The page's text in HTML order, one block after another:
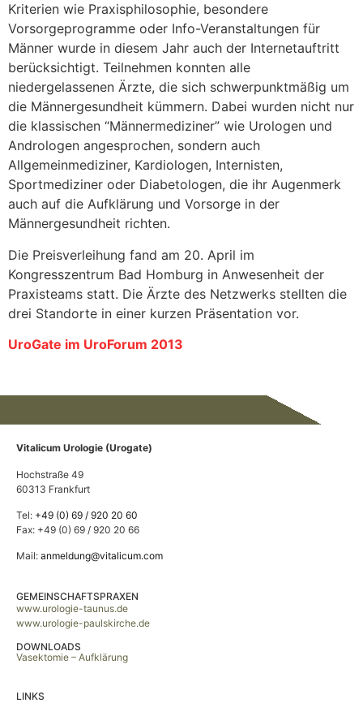
Kriterien wie Praxisphilosophie, besondere
Vorsorgeprogramme oder Info-Veranstaltungen für
Männer wurde in diesem Jahr auch der Internetauftritt
berücksichtigt. Teilnehmen konnten alle
niedergelassenen Ärzte, die sich schwerpunktmäßig um
die Männergesundheit kümmern. Dabei wurden nicht nur
die klassischen “Männermediziner” wie Urologen und
Andrologen angesprochen, sondern auch
Allgemeinmediziner, Kardiologen, Internisten,
Sportmediziner oder Diabetologen, die ihr Augenmerk
auch auf die Aufklärung und Vorsorge in der
Männergesundheit richten.
Die Preisverleihung fand am 20. April im
Kongresszentrum Bad Homburg in Anwesenheit der
Praxisteams statt. Die Ärzte des Netzwerks stellten die
drei Standorte in einer kurzen Präsentation vor.
UroGate im UroForum 2013
Vitalicum Urologie (Urogate)
Hochstraße 49
60313 Frankfurt
Tel: +49 (0) 69 / 920 20 60
Fax: +49 (0) 69 / 920 20 66
Mail: anmeldung@vitalicum.com
GEMEINSCHAFTSPRAXEN
www.urologie-taunus.de
www.urologie-paulskirche.de
DOWNLOADS
Vasektomie – Aufklärung
LINKS